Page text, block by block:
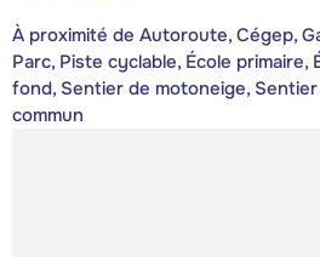
À proximité de Autoroute, Cégep,
Parc, Piste cyclable, École primaire,
fond, Sentier de motoneige,
commun